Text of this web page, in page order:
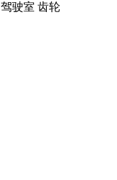
驾驶室 齿轮